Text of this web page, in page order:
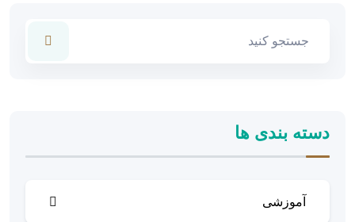
دسته بندی ها
آموزشی